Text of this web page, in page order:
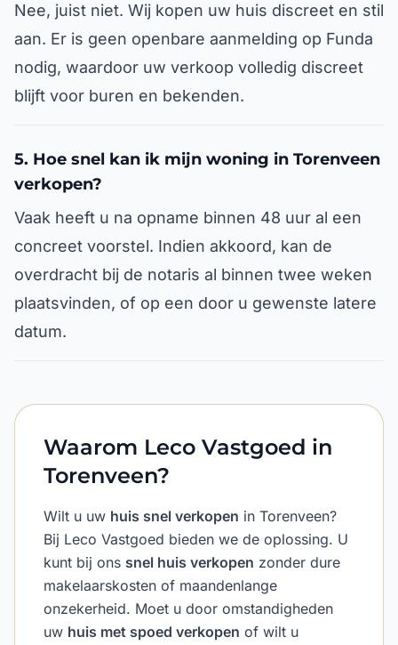
Nee, juist niet. Wij kopen uw huis discreet en stil
aan. Er is geen openbare aanmelding op Funda
nodig, waardoor uw verkoop volledig discreet
blijft voor buren en bekenden.
5. Hoe snel kan ik mijn woning in Torenveen
verkopen?
Vaak heeft u na opname binnen 48 uur al een
concreet voorstel. Indien akkoord, kan de
overdracht bij de notaris al binnen twee weken
plaatsvinden, of op een door u gewenste latere
datum.
Waarom Leco Vastgoed in
Torenveen?
Wilt u uw huis snel verkopen in Torenveen?
Bij Leco Vastgoed bieden we de oplossing. U
kunt bij ons snel huis verkopen zonder dure
makelaarskosten of maandenlange
onzekerheid. Moet u door omstandigheden
uw huis met spoed verkopen of wilt u